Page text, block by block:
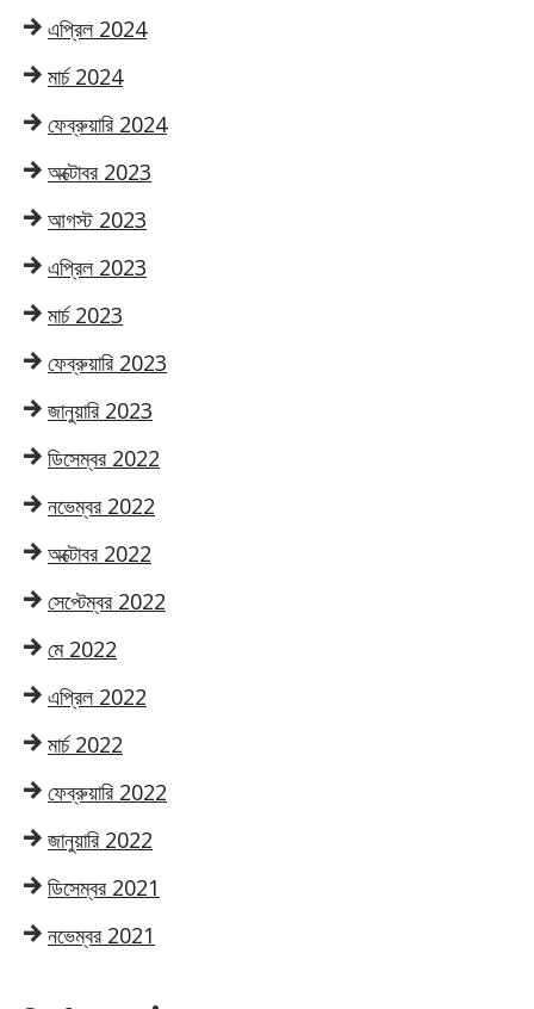
এপ্রিল 2024
মার্চ 2024
ফেব্রুয়ারি 2024
অক্টোবর 2023
আগস্ট 2023
এপ্রিল 2023
মার্চ 2023
ফেব্রুয়ারি 2023
জানুয়ারি 2023
ডিসেম্বর 2022
নভেম্বর 2022
অক্টোবর 2022
সেপ্টেম্বর 2022
মে 2022
এপ্রিল 2022
মার্চ 2022
ফেব্রুয়ারি 2022
জানুয়ারি 2022
ডিসেম্বর 2021
নভেম্বর 2021